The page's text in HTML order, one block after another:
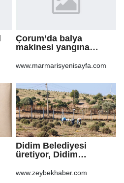
Çorum’da balya
makinesi yangına
anız küle döndü
www.marmarisyenisayfa.com
Didim Belediyesi
üretiyor, Didim
www.zeybekhaber.com